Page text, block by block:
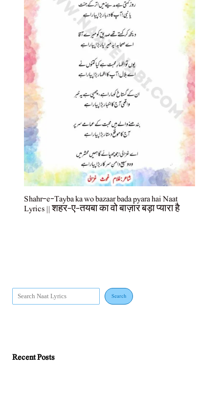
Shahr-e-Tayba ka wo bazaar bada pyara hai Naat
Lyrics || शहर-ए-तयबा का वो बाज़ार बड़ा प्यारा है
Search
Recent Posts